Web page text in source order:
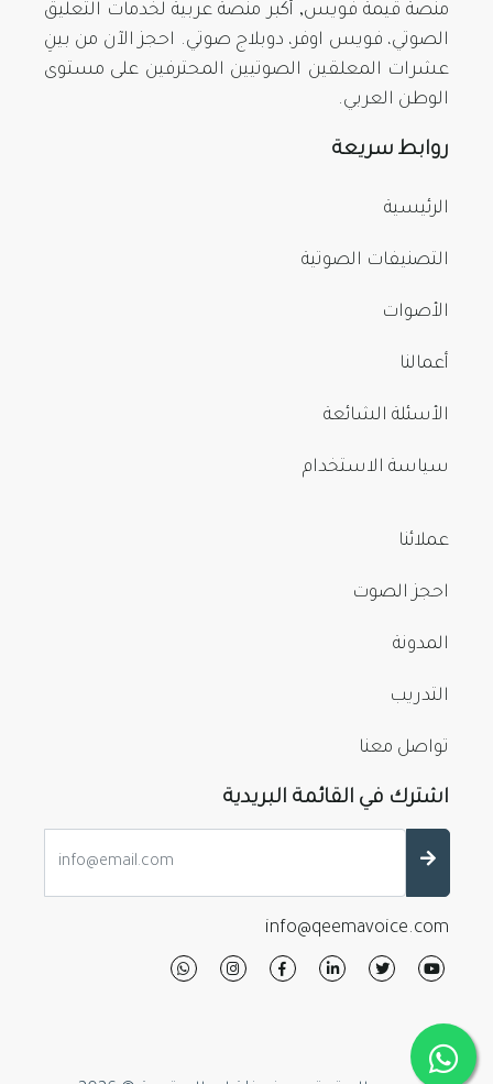
منصة قيمة فويس, أكبر منصة عربية لخدمات التعليق
الصوتي، فويس اوفر، دوبلاج صوتي. احجز الآن من بينِ
عشرات المعلقين الصوتيين المحترفين على مستوى
الوطن العربي.
روابط سريعة
الرئيسية
التصنيفات الصوتية
الأصوات
أعمالنا
الأسئلة الشائعة
سياسة الاستخدام
عملائنا
احجز الصوت
المدونة
التدريب
تواصل معنا
اشترك في القائمة البريدية
info@qeemavoice.com